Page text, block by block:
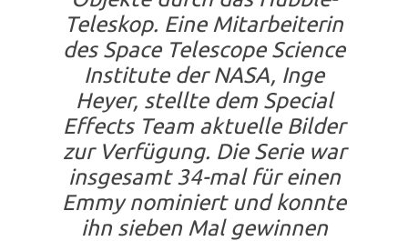
Teleskop. Eine Mitarbeiterin
des Space Telescope Science
Institute der NASA, Inge
Heyer, stellte dem Special
Effects Team aktuelle Bilder
zur Verfügung. Die Serie war
insgesamt 34-mal für einen
Emmy nominiert und konnte
ihn sieben Mal gewinnen